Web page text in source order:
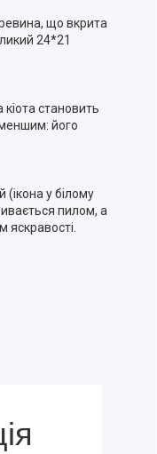
що вкрита
24*21
становить
його
у білому
пилом, а